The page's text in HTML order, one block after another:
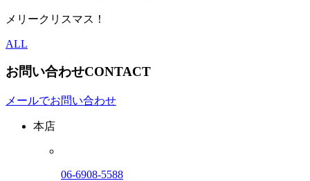
メリークリスマス！
ALL
お問い合わせCONTACT
メールでお問い合わせ
本店
06-6908-5588